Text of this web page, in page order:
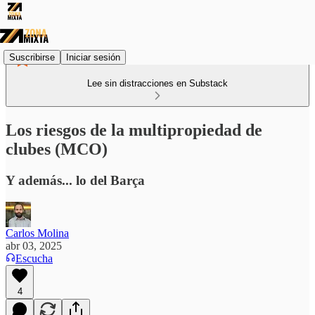
Suscribirse Iniciar sesión
Lee sin distracciones en Substack
Los riesgos de la multipropiedad de
clubes (MCO)
Y además... lo del Barça
Carlos Molina
abr 03, 2025
Escucha
4